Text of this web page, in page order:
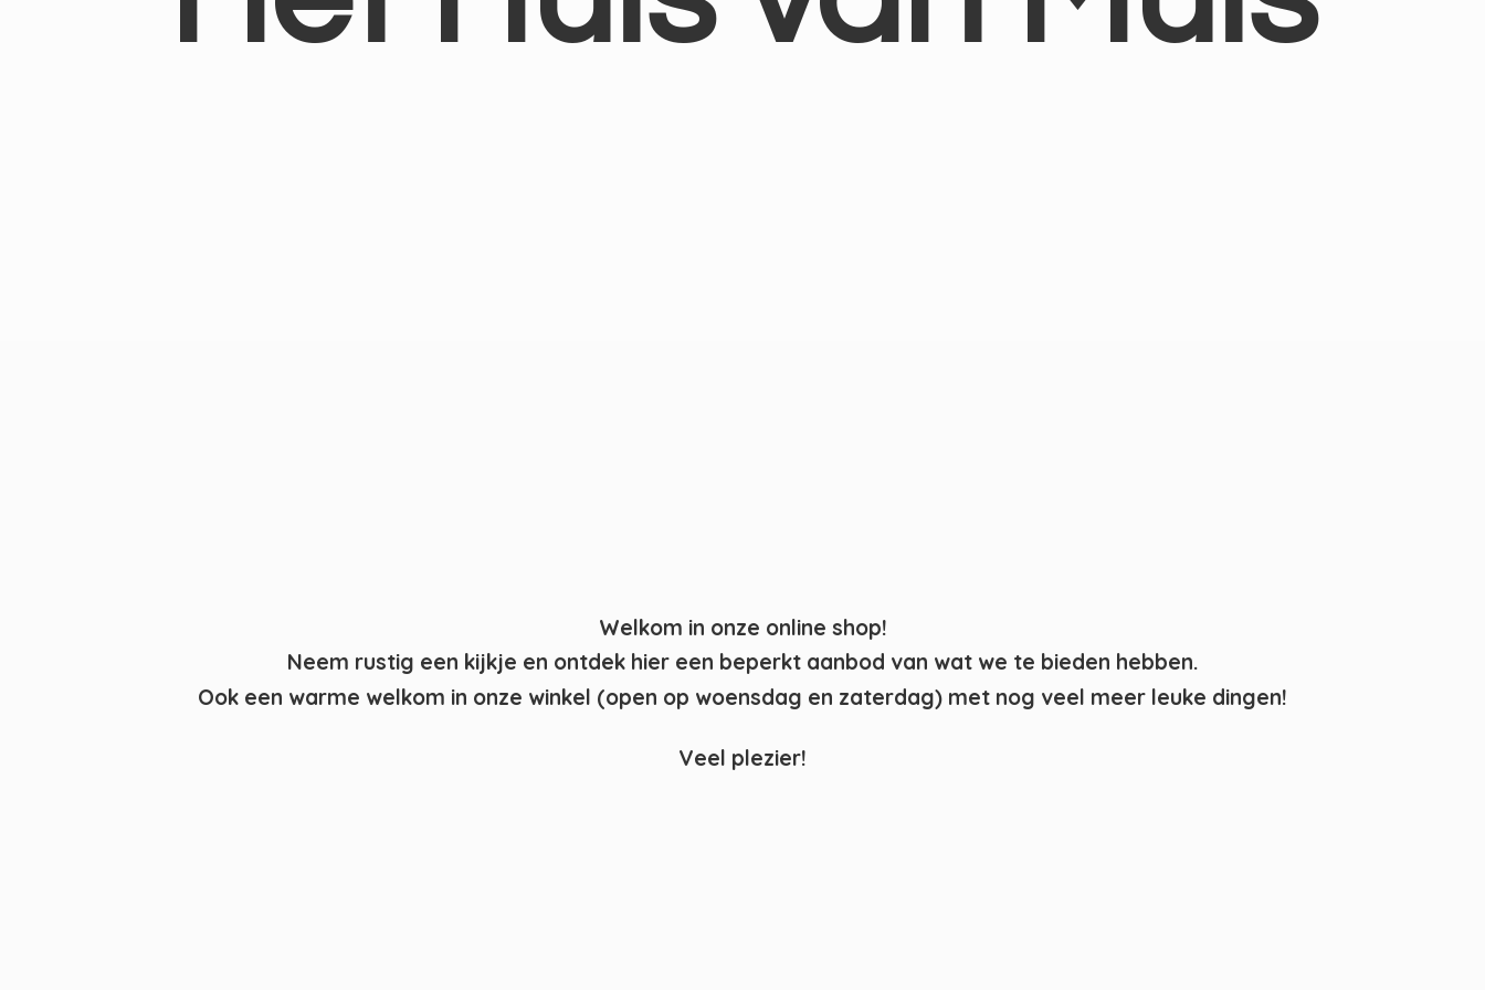
Welkom in onze online shop!
Neem rustig een kijkje en ontdek hier een beperkt aanbod van wat we te bieden hebben.
Ook een warme welkom in onze winkel (open op woensdag en zaterdag) met nog veel meer leuke dingen!
Veel plezier!